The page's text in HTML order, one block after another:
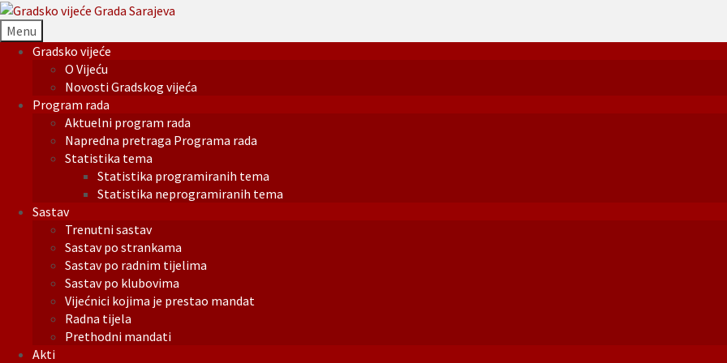
Menu
Gradsko vijeće
O Vijeću
Novosti Gradskog vijeća
Program rada
Aktuelni program rada
Napredna pretraga Programa rada
Statistika tema
Statistika programiranih tema
Statistika neprogramiranih tema
Sastav
Trenutni sastav
Sastav po strankama
Sastav po radnim tijelima
Sastav po klubovima
Vijećnici kojima je prestao mandat
Radna tijela
Prethodni mandati
Akti